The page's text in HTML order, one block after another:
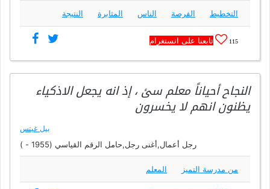
التخطيط الفرصة الناس المثابرة النتيجة
115 تابعنا على انستغرام
النجاح أحياناً معلم سئ ، إذ انه يجعل الاذكياء
يظنون انهم لا يخسرون
بيل غيتس
رجل أعمال,أغنى رجل,حامل الرقم القياسي (1955 - )
من مدرسة التميز المعلم